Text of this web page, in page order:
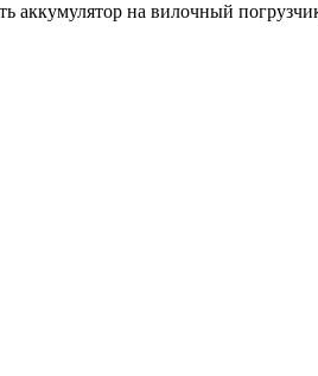
на вилочный